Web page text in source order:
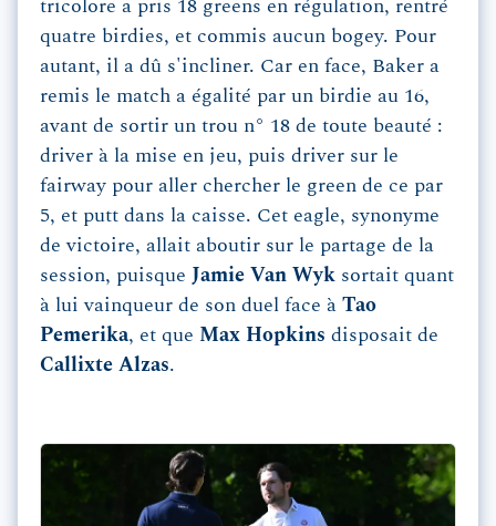
tricolore a pris 18 greens en régulation, rentré
quatre birdies, et commis aucun bogey. Pour
autant, il a dû s'incliner. Car en face, Baker a
remis le match a égalité par un birdie au 16,
avant de sortir un trou n° 18 de toute beauté :
driver à la mise en jeu, puis driver sur le
fairway pour aller chercher le green de ce par
5, et putt dans la caisse. Cet eagle, synonyme
de victoire, allait aboutir sur le partage de la
session, puisque Jamie Van Wyk sortait quant
à lui vainqueur de son duel face à Tao
Pemerika, et que Max Hopkins disposait de
Callixte Alzas.